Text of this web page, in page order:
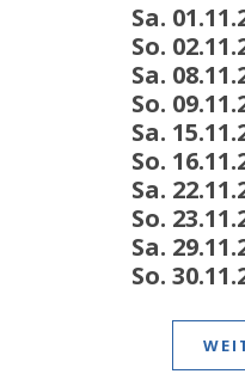
Sa.
So.
Sa.
So.
Sa.
So.
Sa.
So.
Sa.
So.